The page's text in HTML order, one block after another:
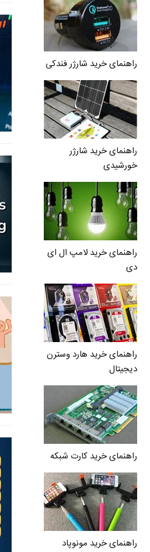
راهنمای خرید شارژر فندکی
راهنمای خرید شارژر
خورشیدی
راهنمای خرید لامپ ال ای
دی
راهنمای خرید هارد وسترن
دیجیتال
راهنمای خرید کارت شبکه
راهنمای خرید مونوپاد